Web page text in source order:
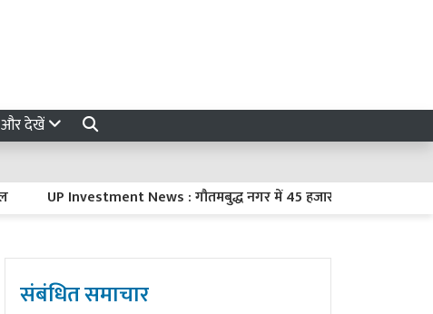
और देखें
UP Investment News : गौतमबुद्ध नगर में 45 हजार करोड़ रुपये का निवेश
संबंधित समाचार